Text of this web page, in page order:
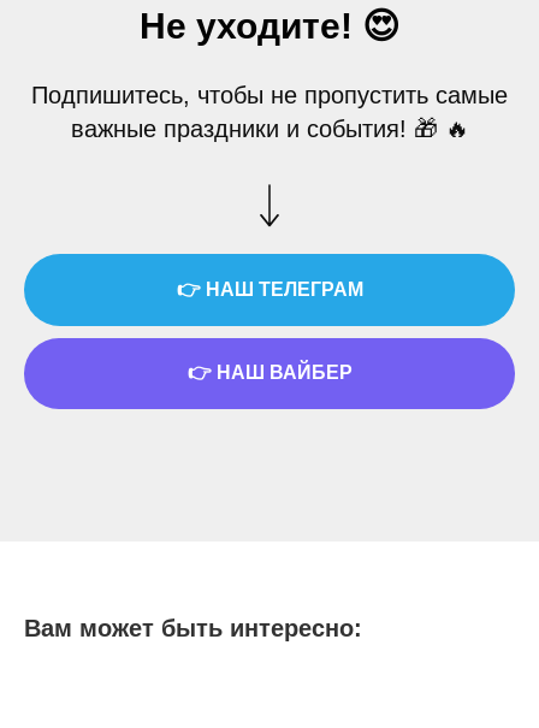
Не уходите! 😍
Подпишитесь, чтобы не пропустить самые
важные праздники и события! 🎁 🔥
👉 НАШ ТЕЛЕГРАМ
👉 НАШ ВАЙБЕР
Вам может быть интересно: